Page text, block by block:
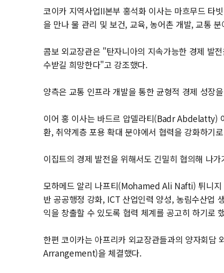
코이카 지역사업II본부 홍석화 이사는 마흐무드
을 만나 물 관리 및 보건, 교육, 농어촌 개발, 교통
콤보 외교장관은 "탄자니아의 지속가능한 경제 발
수받길 희망한다"고 강조했다.
양측은 교통 인프라 개발을 통한 균형적 경제 성장
이어 홍 이사는 바드르 압델라티(Badr Abdelatty)
환, 취약계층 포용 확대 분야에서 협력을 강화하기
이집트의 경제 발전을 위해서도 긴밀히 협의해 나가
모하메드 알리 나프티(Mohamed Ali Nafti) 튀니지
반 공공행정 강화, ICT 산업인력 양성, 농림수산업
익을 창출할 수 있도록 협력 체계를 공고히 하기로
한편 코이카는 아프리카 외교장관들과의 양자회
Arrangement)을 체결했다.